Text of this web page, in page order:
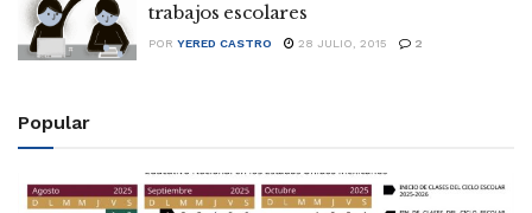
trabajos escolares
POR YERED CASTRO 28 JULIO, 2015 2
Popular